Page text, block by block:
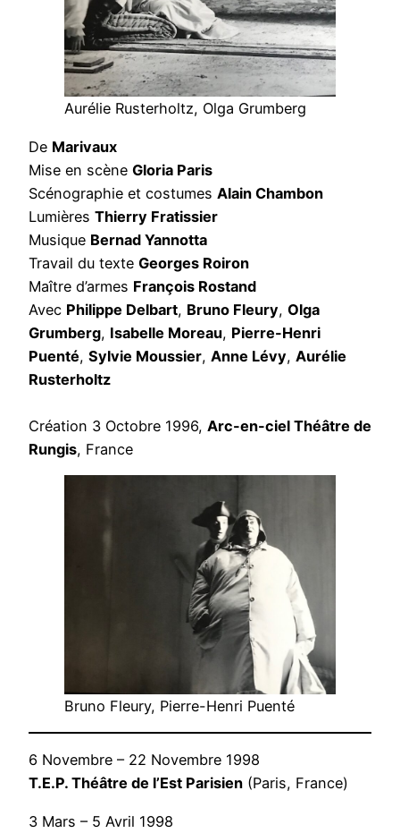
Aurélie Rusterholtz, Olga Grumberg
De Marivaux
Mise en scène Gloria Paris
Scénographie et costumes Alain Chambon
Lumières Thierry Fratissier
Musique Bernad Yannotta
Travail du texte Georges Roiron
Maître d’armes François Rostand
Avec Philippe Delbart, Bruno Fleury, Olga
Grumberg, Isabelle Moreau, Pierre-Henri
Puenté, Sylvie Moussier, Anne Lévy, Aurélie
Rusterholtz
Création 3 Octobre 1996, Arc-en-ciel Théâtre de
Rungis, France
Bruno Fleury, Pierre-Henri Puenté
6 Novembre – 22 Novembre 1998
T.E.P. Théâtre de l’Est Parisien (Paris, France)
3 Mars – 5 Avril 1998